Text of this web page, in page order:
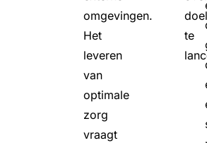
omgevingen.
Het
leveren
van
optimale
zorg
vraagt
te